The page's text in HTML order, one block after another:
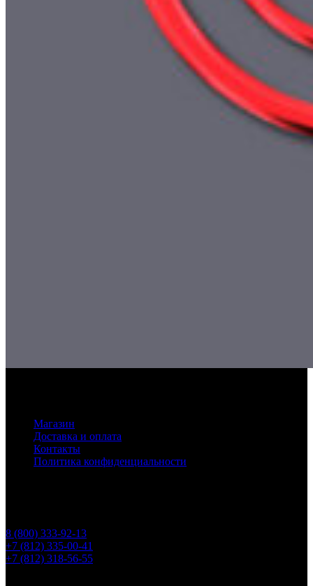
Магазин
Доставка и оплата
Контакты
Политика конфиденциальности
8 (800) 333-92-13
+7 (812) 335-00-41
+7 (812) 318-56-55